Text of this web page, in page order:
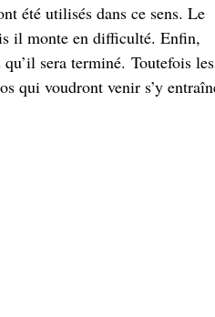
été utilisés dans ce sens. Le
il monte en difficulté. Enfin,
sera terminé. Toutefois les
qui voudront venir s’y